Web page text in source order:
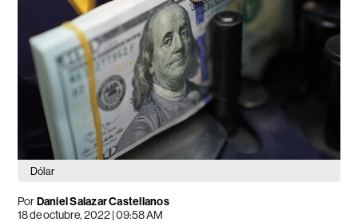
Dólar
PorDaniel Salazar Castellanos
18 de octubre, 2022 | 09:58 AM